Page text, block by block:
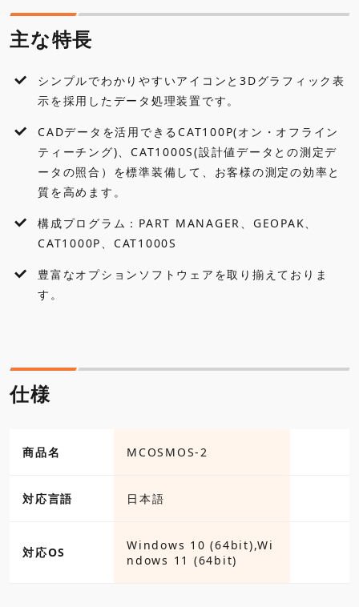
仕様
標準付属品
各種ダウンロード
アクセサリ・オプション
主な特長
シンプルでわかりやすいアイコンと3Dグラフィック表
示を採用したデータ処理装置です。
CADデータを活用できるCAT100P(オン・オフライン
ティーチング)、CAT1000S(設計値データとの測定デ
ータの照合）を標準装備して、お客様の測定の効率と
質を高めます。
構成プログラム：PART MANAGER、GEOPAK、
CAT1000P、CAT1000S
豊富なオプションソフトウェアを取り揃えておりま
す。
仕様
商品名 MCOSMOS-2
対応言語 日本語
対応OS
Windows 10 (64bit),Wi
ndows 11 (64bit)